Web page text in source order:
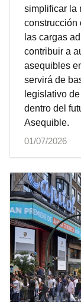
simplificar la
construcción
las cargas
contribuir a
asequibles
servirá de
legislativo
dentro del
Asequible.
01/07/2026